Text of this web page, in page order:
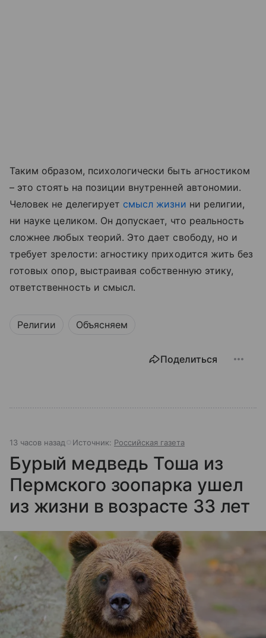
Таким образом, психологически быть агностиком
– это стоять на позиции внутренней автономии.
Человек не делегирует смысл жизни ни религии,
ни науке целиком. Он допускает, что реальность
сложнее любых теорий. Это дает свободу, но и
требует зрелости: агностику приходится жить без
готовых опор, выстраивая собственную этику,
ответственность и смысл.
Религии Объясняем
Поделиться
13 часов назад Источник: Российская газета
Бурый медведь Тоша из
Пермского зоопарка ушел
из жизни в возрасте 33 лет